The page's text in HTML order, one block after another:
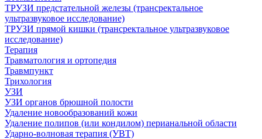
ТРУЗИ предстательной железы (трансректальное
ультразвуковое исследование)
ТРУЗИ прямой кишки (трансректальное ультразвуковое
исследование)
Терапия
Травматология и ортопедия
Травмпункт
Трихология
УЗИ
УЗИ органов брюшной полости
Удаление новообразований кожи
Удаление полипов (или кондилом) перианальной области
Ударно-волновая терапия (УВТ)